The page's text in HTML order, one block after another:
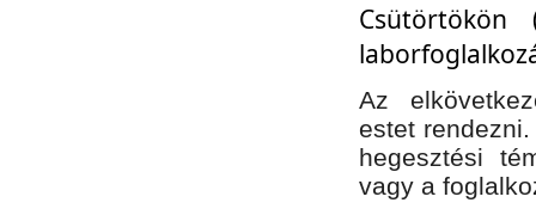
Az
estet
hegesztési
vagy a